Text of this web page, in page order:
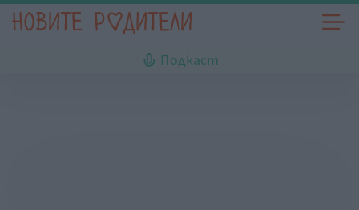
Подкаст